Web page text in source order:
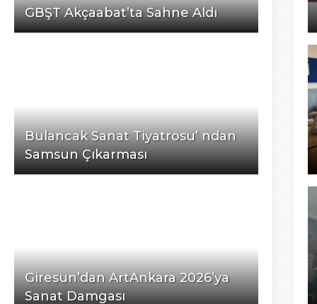
GBŞT Akçaabat’ta Sahne Aldı
Bulancak Sanat Tiyatrosu’ ndan
Samsun Çıkarması
Giresun’dan ArtAnkara 2026’ya
Sanat Damgası